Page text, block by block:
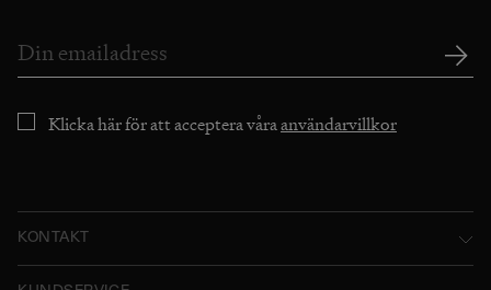
Klicka här för att acceptera våraanvändarvillkor
KONTAKT